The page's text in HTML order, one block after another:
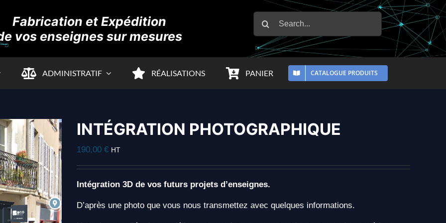
Fabrication et Expédition
vos enseignes sur mesures
Rechercher:
ADMINISTRATIF RÉALISATIONS PANIER CATALOGUE PRODUITS
INTÉGRATION PHOTOGRAPHIQUE
190,00 € HT
Intégration 3D de vos futurs projets d’enseignes.
D’après une photo que vous nous transmettez avec quelques informations.